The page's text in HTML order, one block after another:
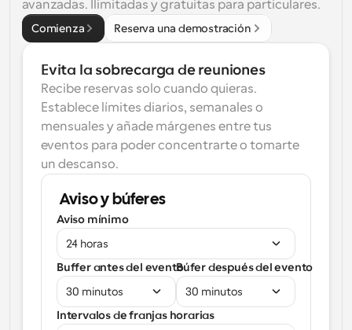
avanzadas. Ilimitadas y gratuitas para particulares.
Comienza Reserva una demostración
Evita la sobrecarga de reuniones
Recibe reservas solo cuando quieras.
Establece límites diarios, semanales o
mensuales y añade márgenes entre tus
eventos para poder concentrarte o tomarte
un descanso.
Aviso y búferes
Aviso mínimo
24 horas
Buffer antes del evento
30 minutos
Búfer después del evento
30 minutos
Intervalos de franjas horarias